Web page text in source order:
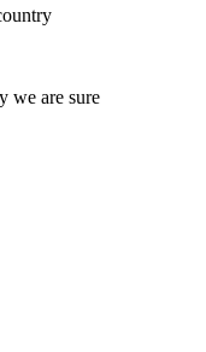
we are sure